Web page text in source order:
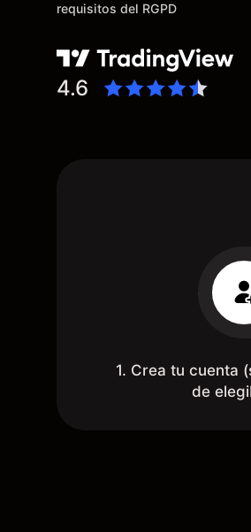
segunda razón, que te
mercado determinado,
spread y al volumen existente.
Mientras más activo seas,
requisitos del RGPD
4.6
1. Crea tu cuenta
de